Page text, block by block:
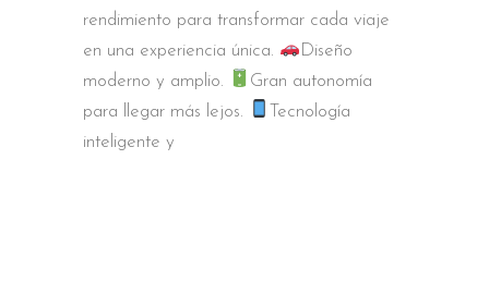
rendimiento para transformar cada viaje
en una experiencia única.
Diseño
moderno y amplio.
Gran autonomía
para llegar más lejos.
Tecnología
inteligente y